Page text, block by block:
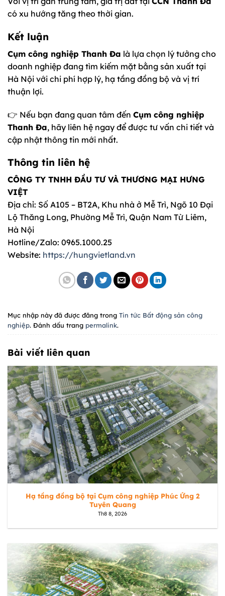
có xu hướng tăng theo thời gian.
Kết luận
Cụm công nghiệp Thanh Đa là lựa chọn lý tưởng cho
doanh nghiệp đang tìm kiếm mặt bằng sản xuất tại
Hà Nội với chi phí hợp lý, hạ tầng đồng bộ và vị trí
thuận lợi.
👉 Nếu bạn đang quan tâm đến Cụm công nghiệp
Thanh Đa, hãy liên hệ ngay để được tư vấn chi tiết và
cập nhật thông tin mới nhất.
Thông tin liên hệ
CÔNG TY TNHH ĐẦU TƯ VÀ THƯƠNG MẠI HƯNG
VIỆT
Địa chỉ: Số A105 – BT2A, Khu nhà ở Mễ Trì, Ngõ 10 Đại
Lộ Thăng Long, Phường Mễ Trì, Quận Nam Từ Liêm,
Hà Nội
Hotline/Zalo: 0965.1000.25
Website: https://hungvietland.vn
Mục nhập này đã được đăng trong Tin tức Bất động sản công
nghiệp. Đánh dấu trang permalink.
Bài viết liên quan
Hạ tầng đồng bộ tại Cụm công nghiệp Phúc Ứng 2
Tuyên Quang
Th8 8, 2026